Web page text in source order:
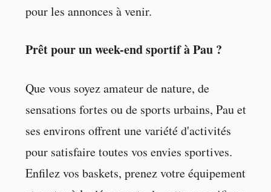
pour les annonces à venir.
Prêt pour un week-end sportif à Pau ?
Que vous soyez amateur de nature, de
sensations fortes ou de sports urbains, Pau et
ses environs offrent une variété d'activités
pour satisfaire toutes vos envies sportives.
Enfilez vos baskets, prenez votre équipement